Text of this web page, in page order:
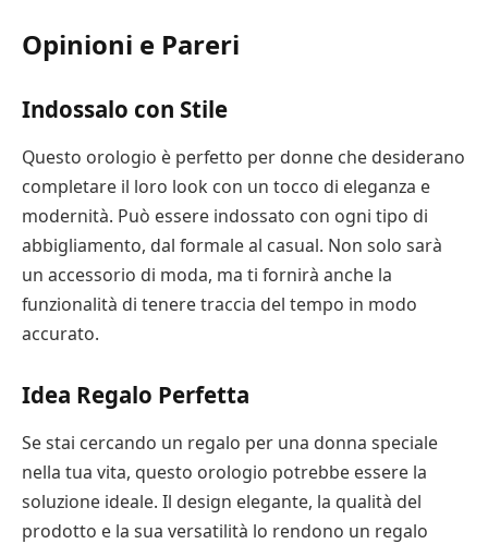
Opinioni e Pareri
Indossalo con Stile
Questo orologio è perfetto per donne che desiderano
completare il loro look con un tocco di eleganza e
modernità. Può essere indossato con ogni tipo di
abbigliamento, dal formale al casual. Non solo sarà
un accessorio di moda, ma ti fornirà anche la
funzionalità di tenere traccia del tempo in modo
accurato.
Idea Regalo Perfetta
Se stai cercando un regalo per una donna speciale
nella tua vita, questo orologio potrebbe essere la
soluzione ideale. Il design elegante, la qualità del
prodotto e la sua versatilità lo rendono un regalo